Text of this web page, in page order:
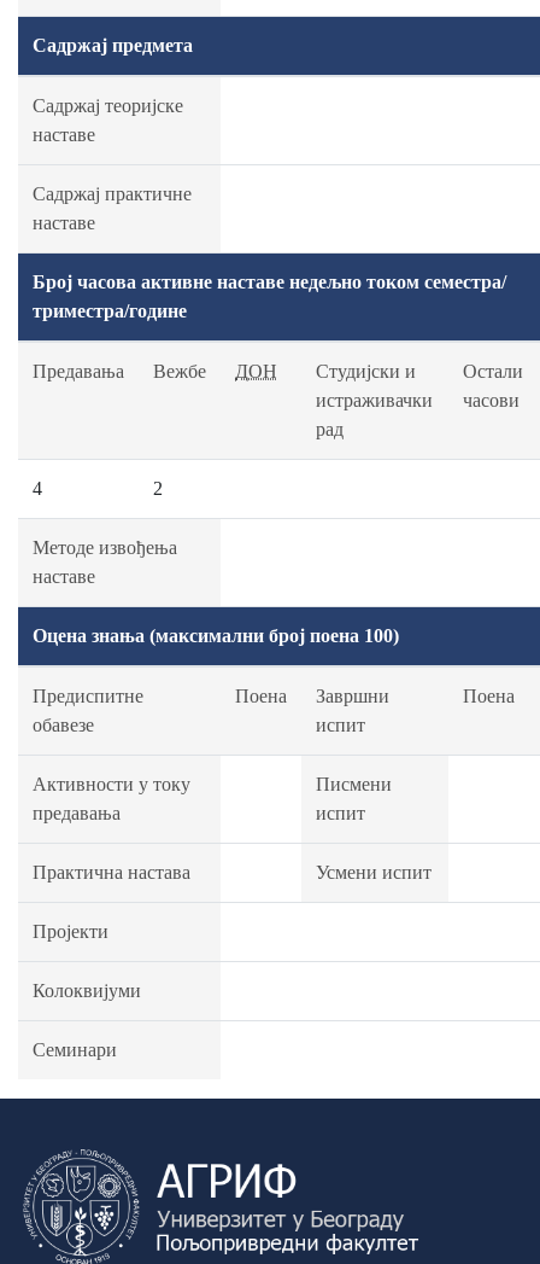
Садржај предмета
Садржај теоријске
наставе
Садржај практичне
наставе
Број часова активне наставе недељно током семестра/
триместра/године
Предавања Вежбе ДОН
Студијски и
истраживачки
рад
Остали
часови
4 2
Методе извођења
наставе
Оцена знања (максимални број поена 100)
Предиспитне
обавезе
Поена
Завршни
испит
Поена
Активности у току
предавања
Писмени
испит
Практична настава Усмени испит
Пројекти
Колоквијуми
Семинари